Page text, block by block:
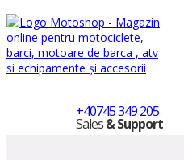
+40745 349 205
Sales& Support